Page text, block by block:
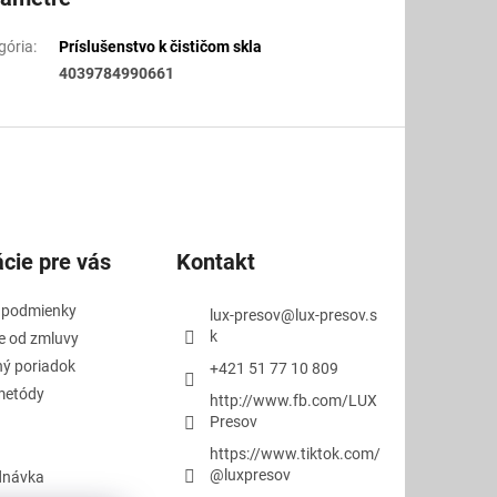
:
Príslušenstvo k čističom skla
4039784990661
pre vás
od zmluvy
poriadok
Kontakt
lux-presov@ lux-presov.s
k
+421 51 77 10 809
http://www.fb.com/LUX
Presov
https://www.tiktok.com/
@luxpresov